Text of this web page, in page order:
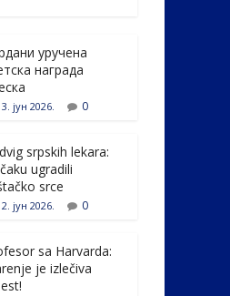
e
уручена
награда
јун 2026. 0
srpskih lekara:
ugradili
srce
јун 2026. 0
sa Harvarda:
je izlečiva